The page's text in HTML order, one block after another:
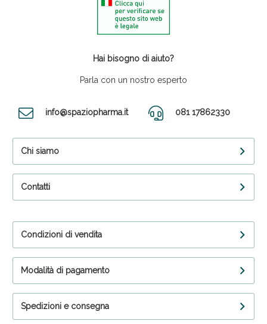
Hai bisogno di aiuto?
Parla con un nostro esperto
info@spaziopharma.it 081 17862330
Chi siamo
Contatti
Condizioni di vendita
Modalità di pagamento
Spedizioni e consegna